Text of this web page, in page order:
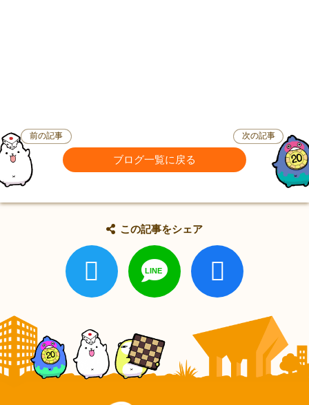
前の記事
ブログ一覧に戻る
次の記事
この記事をシェア